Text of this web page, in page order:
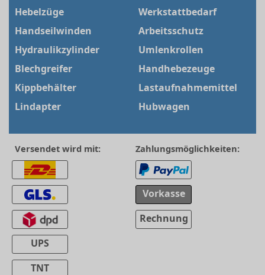
Hebelzüge
Handseilwinden
Hydraulikzylinder
Blechgreifer
Kippbehälter
Lindapter
Werkstattbedarf
Arbeitsschutz
Umlenkrollen
Handhebezeuge
Lastaufnahmemittel
Hubwagen
Versendet wird mit:
UPS
TNT
Zahlungsmöglichkeiten:
Vorkasse
Rechnung